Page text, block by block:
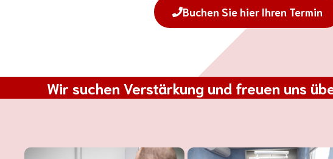
Buchen Sie hier Ihren Termin
Wir suchen Verstärkung und freuen uns